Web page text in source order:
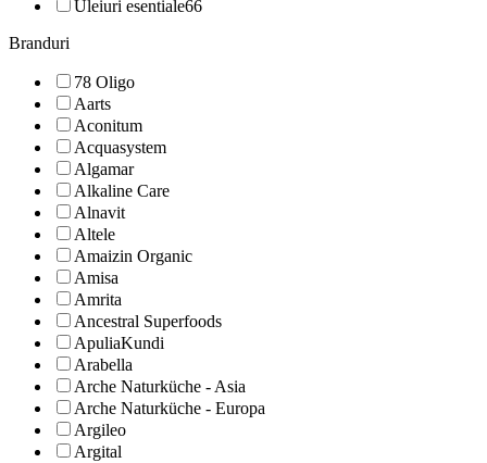
Uleiuri esentiale66
Branduri
78 Oligo
Aarts
Aconitum
Acquasystem
Algamar
Alkaline Care
Alnavit
Altele
Amaizin Organic
Amisa
Amrita
Ancestral Superfoods
ApuliaKundi
Arabella
Arche Naturküche - Asia
Arche Naturküche - Europa
Argileo
Argital